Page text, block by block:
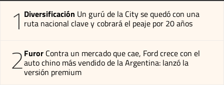
1 Diversificación Un gurú de la City se quedó con una
ruta nacional clave y cobrará el peaje por 20 años
2Furor Contra un mercado que cae, Ford crece con el
auto chino más vendido de la Argentina: lanzó la
versión premium